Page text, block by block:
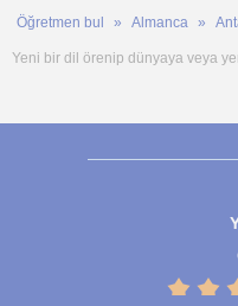
Öğretmen bul Almanca
Yeni bir dil örenip dünyaya veya